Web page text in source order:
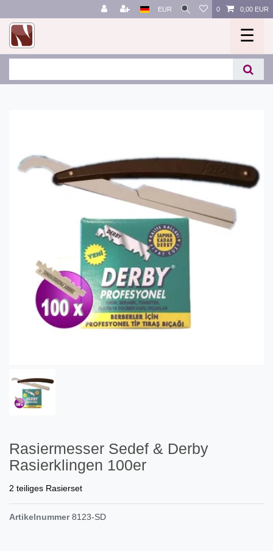
EUR 0 0,00 EUR
☰
Rasiermesser Sedef & Derby
Rasierklingen 100er
2 teiliges Rasierset
Artikelnummer8123-SD